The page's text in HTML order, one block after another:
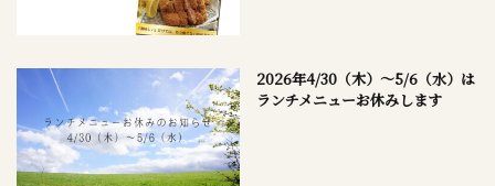
2026年4/30（木）～5/6（水）は
ランチメニューお休みします